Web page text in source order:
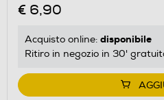
€ 6,90
Acquisto online: disponibile
Ritiro in negozio in 30'